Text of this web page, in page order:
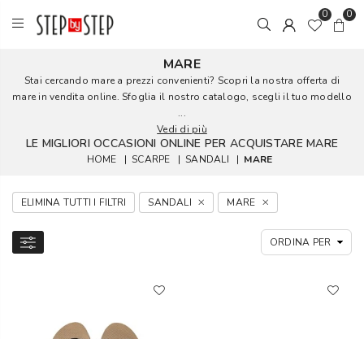
0 0
MARE
Stai cercando mare a prezzi convenienti? Scopri la nostra offerta di
mare in vendita online. Sfoglia il nostro catalogo, scegli il tuo modello
...
Vedi di più
LE MIGLIORI OCCASIONI ONLINE PER ACQUISTARE MARE
HOME | SCARPE | SANDALI | MARE
ELIMINA TUTTI I FILTRI SANDALI MARE